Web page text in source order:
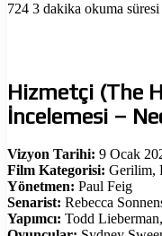
724 3 dakika okuma süresi
Hizmetçi (The
İncelemesi –
Vizyon Tarihi: 9 Ocak
Film Kategorisi: Gerilim,
Yönetmen: Paul Feig
Senarist: Rebecca
Yapımcı: Todd